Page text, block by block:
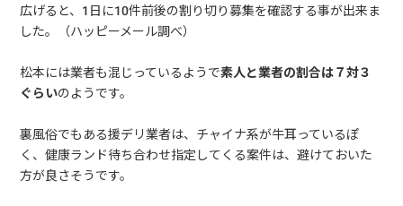
広げると、1日に10件前後の割り切り募集を確認する事が出来ま
した。（ハッピーメール調べ）
松本には業者も混じっているようで素人と業者の割合は７対３
ぐらいのようです。
裏風俗でもある援デリ業者は、チャイナ系が牛耳っているぽ
く、健康ランド待ち合わせ指定してくる案件は、避けておいた
方が良さそうです。